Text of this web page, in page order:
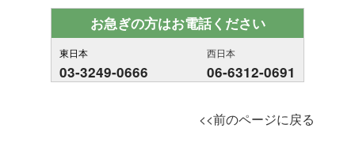
お急ぎの方はお電話ください
東日本
03-3249-0666
西日本
06-6312-0691
<<前のページに戻る